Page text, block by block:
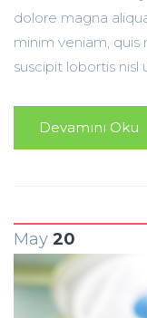
dolore magna
minim veniam,
suscipit lobortis nisl
Devamını Oku
May 20